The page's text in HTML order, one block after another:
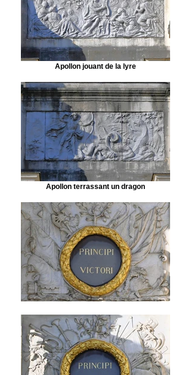
Apollon jouant de la lyre
Apollon terrassant un dragon